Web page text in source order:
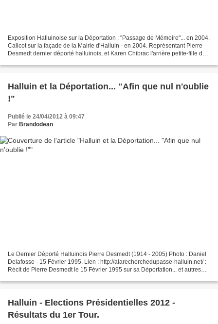
Exposition Halluinoise sur la Déportation : "Passage de Mémoire"... en 2004.
Calicot sur la façade de la Mairie d'Halluin - en 2004. Représentant Pierre
Desmedt dernier déporté halluinois, et Karen Chibrac l'arrière petite-fille de
Halluin et la Déportation... "Afin que nul n'oublie
!"
Publié le 24/04/2012 à 09:47
Par Brandodean
Le Dernier Déporté Halluinois Pierre Desmedt (1914 - 2005) Photo : Daniel
Delafosse - 15 Février 1995. Lien : http://alarecherchedupasse-halluin.net/ :
Récit de Pierre Desmedt le 15 Février 1995 sur sa Déportation... et autres
Halluin - Elections Présidentielles 2012 -
Résultats du 1er Tour.